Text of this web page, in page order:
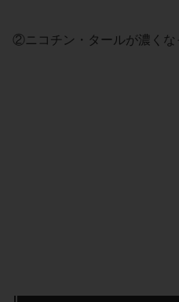
②ニコチン・タールが濃くな